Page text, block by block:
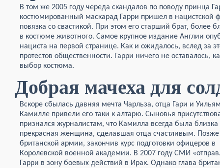
В том же 2005 году череда скандалов по поводу принца
костюмированный маскарад Гарри пришел в нацистской
повязка со свастикой. При этом его старший брат,
в костюме животного. Самое крупное издание Англии
нациста на первой странице. Как и ожидалось, вслед за
протестов общественности. Гарри ничего не оставалось,
выбор костюма.
Добрая мачеха для
Вскоре сбылась давняя мечта Чарльза, отца Гари и
Камилле привели его таки к алтарю. Сыновья
признался журналистам, что Камилла всегда была
прекрасная женщина, сделавшая отца счастливым. Позже
британской армии, закончив курс подготовки офицеров в
Королевской военной академии. В 2007 году СМИ
Гарри в зону боевых действий в Ирак. Однако глава